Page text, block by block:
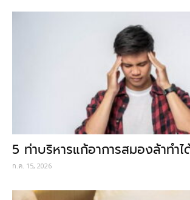
5 ท่าบริหารแก้อาการสมองล้าทำ
ก.ค. 15, 2026